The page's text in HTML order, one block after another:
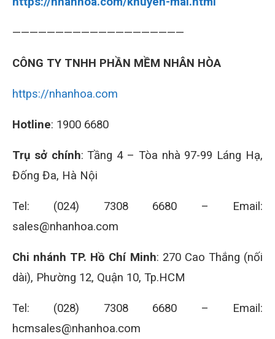
————————————————————
CÔNG TY TNHH PHẦN MỀM NHÂN HÒA
https://nhanhoa.com
Hotline: 1900 6680
Trụ sở chính: Tầng 4 – Tòa nhà 97-99 Láng Hạ,
Đống Đa, Hà Nội
Tel: (024) 7308 6680 – Email:
sales@nhanhoa.com
Chi nhánh TP. Hồ Chí Minh: 270 Cao Thắng (nối
dài), Phường 12, Quận 10, Tp.HCM
Tel: (028) 7308 6680 – Email:
hcmsales@nhanhoa.com